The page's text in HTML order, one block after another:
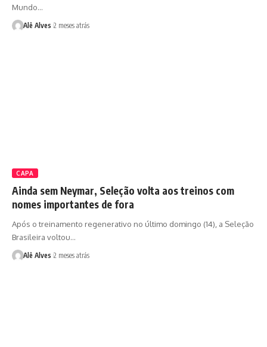
Mundo…
Alê Alves 2 meses atrás
CAPA
Ainda sem Neymar, Seleção volta aos treinos com
nomes importantes de fora
Após o treinamento regenerativo no último domingo (14), a Seleção
Brasileira voltou…
Alê Alves 2 meses atrás